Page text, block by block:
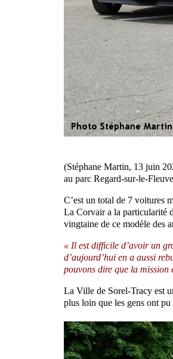
(Stéphane Martin, 13 juin
au parc Regard-sur-le-
C’est un total de 7 voitures
La Corvair a la particularité
vingtaine de ce modèle des
« Il est difficile d’avoir un
d’aujourd’hui en a aussi
pouvons dire que la mission
La Ville de Sorel-Tracy est
plus loin que les gens ont